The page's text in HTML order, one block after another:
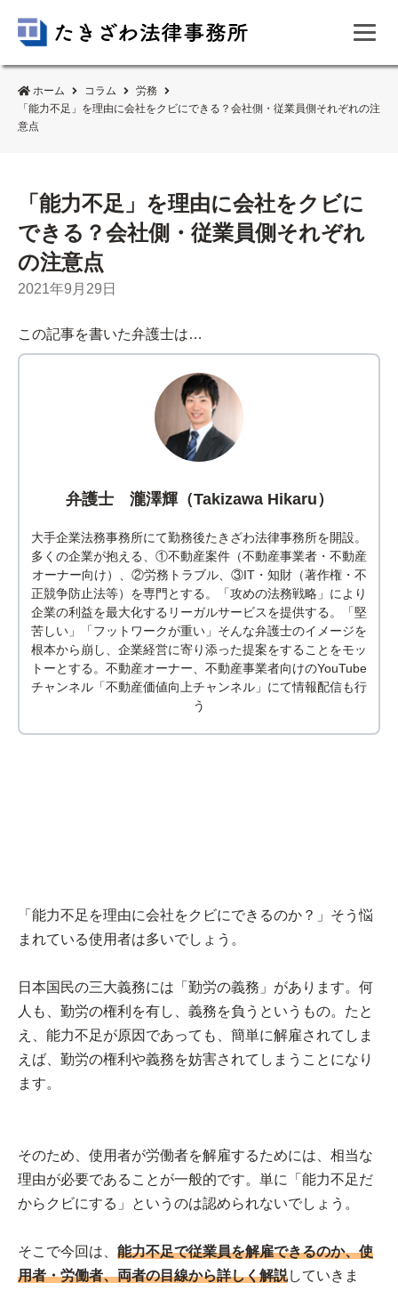
ホーム コラム
労務
「能力不足」を理由に会社をクビにできる？会社側・従業員側それぞれの注
意点
「能力不足」を理由に会社をクビに
できる？会社側・従業員側それぞれ
の注意点
2021年9月29日
この記事を書いた弁護士は…
弁護士 瀧澤輝（Takizawa Hikaru）
大手企業法務事務所にて勤務後たきざわ法律事務所を開設。
多くの企業が抱える、①不動産案件（不動産事業者・不動産
オーナー向け）、②労務トラブル、③IT・知財（著作権・不
正競争防止法等）を専門とする。「攻めの法務戦略」により
企業の利益を最大化するリーガルサービスを提供する。「堅
苦しい」「フットワークが重い」そんな弁護士のイメージを
根本から崩し、企業経営に寄り添った提案をすることをモッ
トーとする。不動産オーナー、不動産事業者向けのYouTube
チャンネル「不動産価値向上チャンネル」にて情報配信も行
う
「能力不足を理由に会社をクビにできるのか？」そう悩
まれている使用者は多いでしょう。
日本国民の三大義務には「勤労の義務」があります。何
人も、勤労の権利を有し、義務を負うというもの。たと
え、能力不足が原因であっても、簡単に解雇されてしま
えば、勤労の権利や義務を妨害されてしまうことになり
ます。
そのため、使用者が労働者を解雇するためには、相当な
理由が必要であることが一般的です。単に「能力不足だ
からクビにする」というのは認められないでしょう。
そこで今回は、 能力不足で従業員を解雇できるのか、使
用者・労働者、両者の目線から詳しく解説していきま